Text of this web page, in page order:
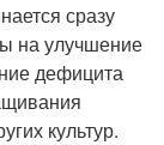
сразу
на улучшение
дефицита
культур.